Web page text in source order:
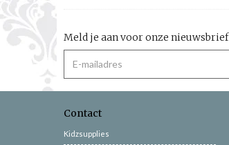
Meld je aan voor onze nieuwsbrief
Contact
Kidzsupplies